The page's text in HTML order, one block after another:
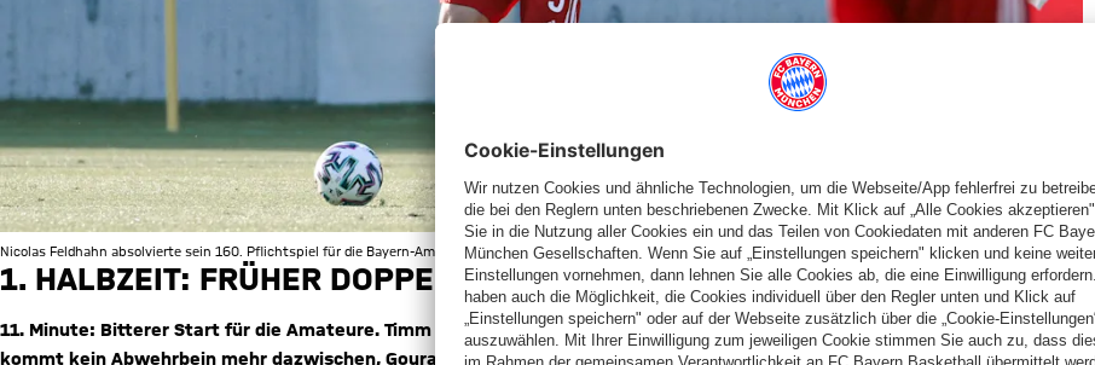
Nicolas Feldhahn absolvierte sein 160. Pflichtspiel für die Bayern-Amateure.
1. HALBZEIT: FRÜHER DOPPELSCHLAG DER GÄSTE
11. Minute: Bitterer Start für die Amateure. Timm Golley kann von rechts ungehindert ins Zentrum flanken. In der Mitte
kommt kein Abwehrbein mehr dazwischen, Gouras vollstreckt mit links zum 0:1.